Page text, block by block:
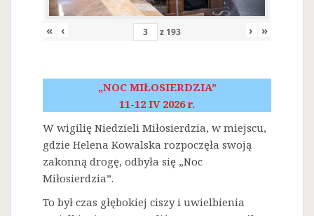
« ‹ z 193 › »
„NOC MIŁOSIERDZIA”
11-12 IV 2026 r.
W wigilię Niedzieli Miłosierdzia, w miejscu,
gdzie Helena Kowalska rozpoczęła swoją
zakonną drogę, odbyła się „Noc
Miłosierdzia”.
To był czas głębokiej ciszy i uwielbienia